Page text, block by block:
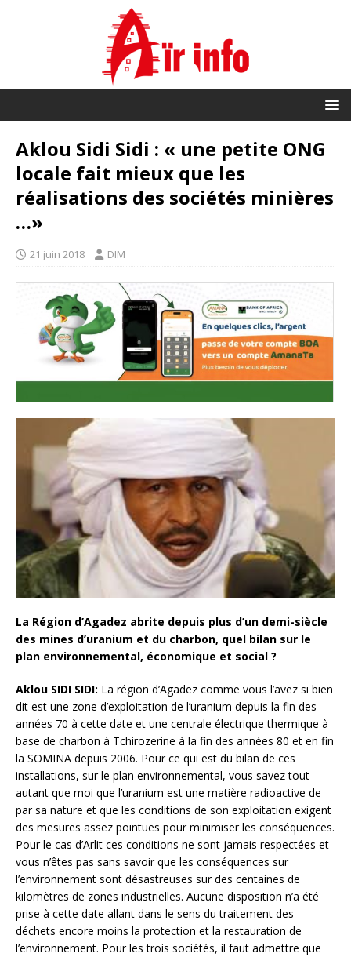
Aklou Sidi Sidi : « une petite ONG
locale fait mieux que les
réalisations des sociétés minières
…»
21 juin 2018 DIM
La Région d’Agadez abrite depuis plus d’un demi-siècle
des mines d’uranium et du charbon, quel bilan sur le
plan environnemental, économique et social ?
Aklou SIDI SIDI: La région d’Agadez comme vous l’avez si bien
dit est une zone d’exploitation de l’uranium depuis la fin des
années 70 à cette date et une centrale électrique thermique à
base de charbon à Tchirozerine à la fin des années 80 et en fin
la SOMINA depuis 2006. Pour ce qui est du bilan de ces
installations, sur le plan environnemental, vous savez tout
autant que moi que l’uranium est une matière radioactive de
par sa nature et que les conditions de son exploitation exigent
des mesures assez pointues pour minimiser les conséquences.
Pour le cas d’Arlit ces conditions ne sont jamais respectées et
vous n’êtes pas sans savoir que les conséquences sur
l’environnement sont désastreuses sur des centaines de
kilomètres de zones industrielles. Aucune disposition n’a été
prise à cette date allant dans le sens du traitement des
déchets encore moins la protection et la restauration de
l’environnement. Pour les trois sociétés, il faut admettre que